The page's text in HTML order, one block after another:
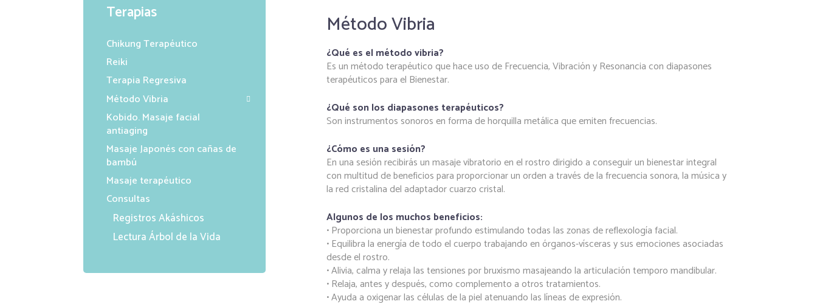
Método Vibria
¿Qué es el método vibria?
Es un método terapéutico que hace uso de Frecuencia, Vibración y Resonancia con diapasones
terapéuticos para el Bienestar.
¿Qué son los diapasones terapéuticos?
Son instrumentos sonoros en forma de horquilla metálica que emiten frecuencias.
¿Cómo es una sesión?
En una sesión recibirás un masaje vibratorio en el rostro dirigido a conseguir un bienestar integral
con multitud de beneficios para proporcionar un orden a través de la frecuencia sonora, la música y
la red cristalina del adaptador cuarzo cristal.
Algunos de los muchos beneficios:
• Proporciona un bienestar profundo estimulando todas las zonas de reflexología facial.
• Equilibra la energía de todo el cuerpo trabajando en órganos-vísceras y sus emociones asociadas
desde el rostro.
• Alivia, calma y relaja las tensiones por bruxismo masajeando la articulación temporo mandibular.
• Relaja, antes y después, como complemento a otros tratamientos.
• Ayuda a oxigenar las células de la piel atenuando las líneas de expresión.
Terapias
Chikung Terapéutico
Reiki
Terapia Regresiva
Método Vibria
Kobido. Masaje facial
antiaging
Masaje Japonés con cañas de
bambú
Masaje terapéutico
Consultas
Registros Akáshicos
Lectura Árbol de la Vida